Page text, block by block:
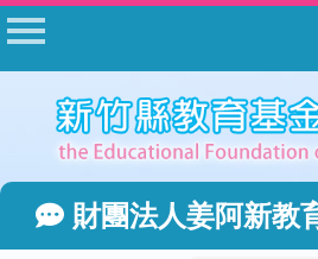
首頁
公告
常見問答
相關法規
表單下載
財團法人姜阿新教